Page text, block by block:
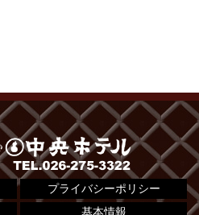
プライバシーポリシー
基本情報